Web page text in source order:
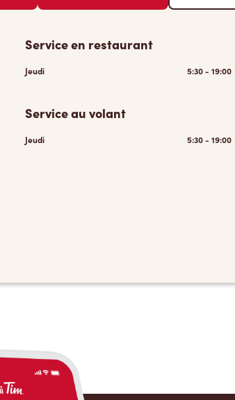
Service en restaurant
Jeudi 5:30 - 19:00
Service au volant
Jeudi 5:30 - 19:00